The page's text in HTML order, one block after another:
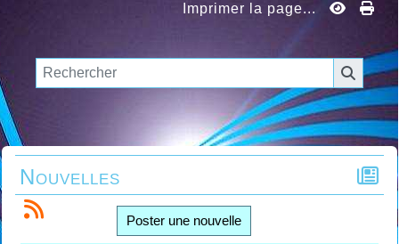
Imprimer la page...
Nouvelles
Poster une nouvelle